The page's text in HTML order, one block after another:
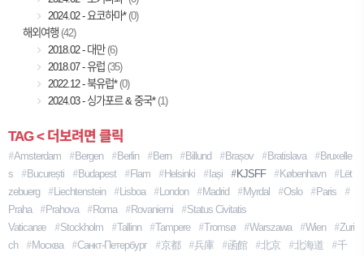
2024.02 - 요코하마* (0)
해외여행 (42)
2018.02 - 대만 (6)
2018.07 - 유럽 (35)
2022.12 - 북유럽* (0)
2024.03 - 싱가포르 & 중국* (1)
TAG < 더보려면 클릭
Amsterdam Bergen Berlin Bern Billund Brașov Bratislava
Bruxelle
S
București Budapest Flam Helsinki Iași KJSFF København
Lët
Zebuerg
Liechtenstein Lisboa London Madrid Myrdal Oslo
Paris
Praha
Prahova Roma Rovaniemi
Status Civitatis
Vaticanæ
Stockholm Tallinn Tampere Tromsø Warszawa Wien
Zuri
Ch
Москва Санкт-Петербург 京都 兵庫 函館 北京 北海道
千